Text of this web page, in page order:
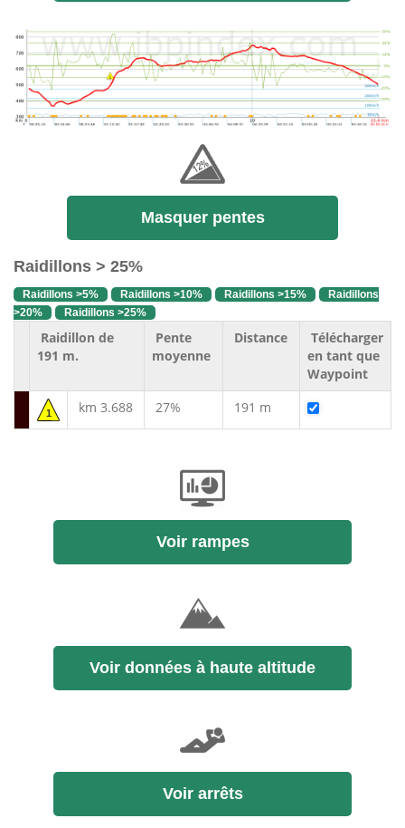
Masquer pentes
Raidillons > 25%
Raidillons >5% Raidillons >10% Raidillons >15%
Raidillons
>20%
Raidillons >25%
Raidillon de
191 m.
Pente
moyenne
Distance
Télécharger
en tant que
Waypoint
1 km 3.688 27% 191 m
Voir rampes
Voir données à haute altitude
Voir arrêts